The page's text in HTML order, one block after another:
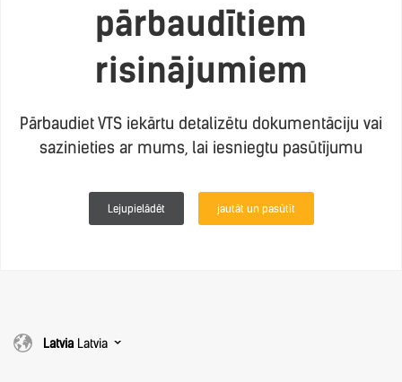
pārbaudītiem
risinājumiem
Pārbaudiet VTS iekārtu detalizētu dokumentāciju vai
sazinieties ar mums, lai iesniegtu pasūtījumu
Lejupielādēt jautāt un pasūtīt
Latvia Latvia